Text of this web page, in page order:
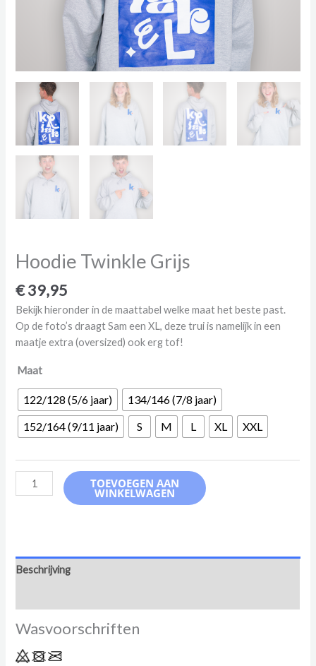
Hoodie Twinkle Grijs
€39,95
Bekijk hieronder in de maattabel welke maat het beste past.
Op de foto’s draagt Sam een XL, deze trui is namelijk in een
maatje extra (oversized) ook erg tof!
Maat
122/128 (5/6 jaar)
134/146 (7/8 jaar)
152/164 (9/11 jaar)
S M L XL XXL
Hoodie
Twinkle
TOEVOEGEN AAN
WINKELWAGEN
Beschrijving
Wasvoorschriften